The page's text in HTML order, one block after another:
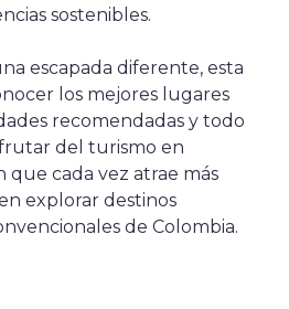
sostenibles.
escapada diferente, esta
los mejores lugares
recomendadas y todo
del turismo en
que cada vez atrae más
explorar destinos
de Colombia.